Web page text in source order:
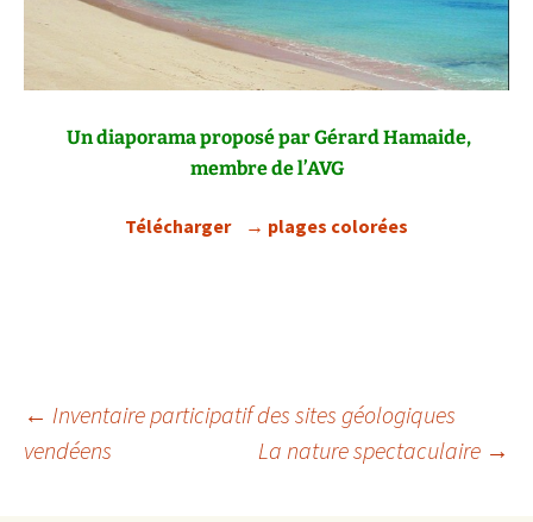
Un diaporama proposé par Gérard Hamaide,
membre de l’AVG
Télécharger → plages colorées
Navigation
← Inventaire participatif des sites géologiques
vendéens
La nature spectaculaire →